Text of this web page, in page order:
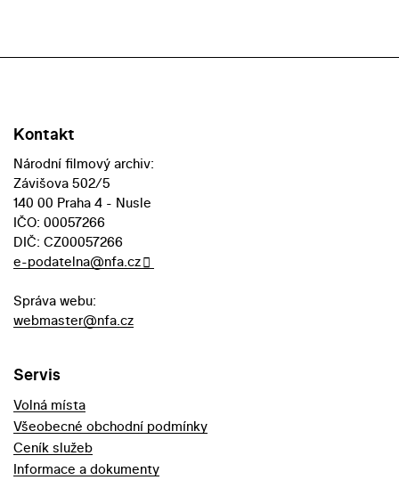
Kontakt
Národní filmový archiv:
Závišova 502/5
140 00 Praha 4 - Nusle
IČO: 00057266
DIČ: CZ00057266
e-podatelna@nfa.cz
Správa webu:
webmaster@nfa.cz
Servis
Volná místa
Všeobecné obchodní podmínky
Ceník služeb
Informace a dokumenty